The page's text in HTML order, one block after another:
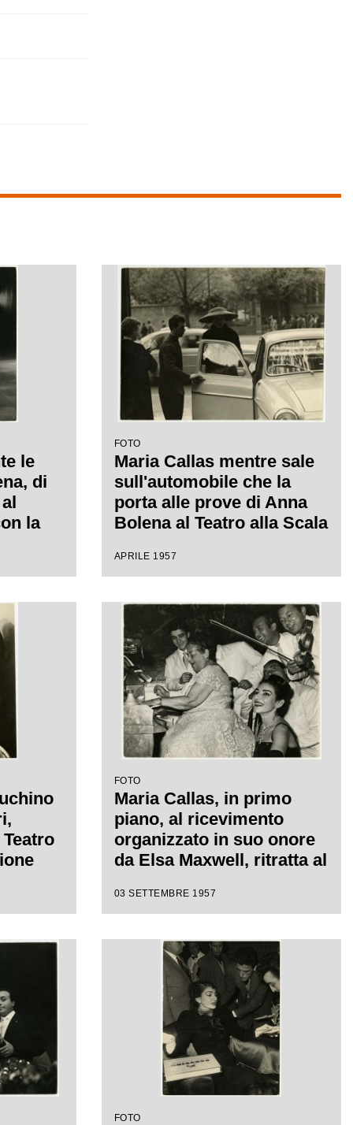
le
di
la
FOTO
Maria Callas mentre sale
sull'automobile che la
porta alle prove di Anna
Bolena al Teatro alla Scala
APRILE 1957
il
FOTO
Maria Callas, in primo
piano, al ricevimento
organizzato in suo onore
da Elsa Maxwell, ritratta al
03 SETTEMBRE 1957
FOTO